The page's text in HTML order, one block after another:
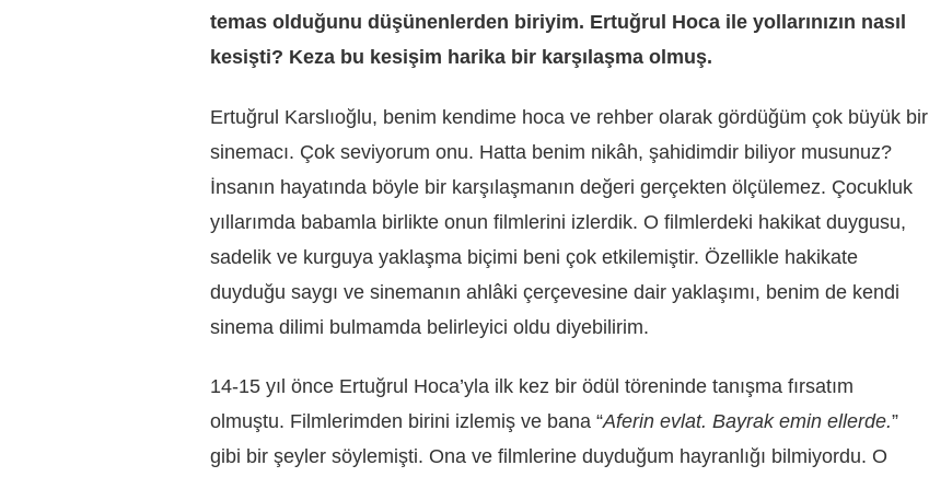
temas olduğunu düşünenlerden biriyim. Ertuğrul Hoca ile yollarınızın nasıl
kesişti? Keza bu kesişim harika bir karşılaşma olmuş.
Ertuğrul Karslıoğlu, benim kendime hoca ve rehber olarak gördüğüm çok büyük bir
sinemacı. Çok seviyorum onu. Hatta benim nikâh, şahidimdir biliyor musunuz?
İnsanın hayatında böyle bir karşılaşmanın değeri gerçekten ölçülemez. Çocukluk
yıllarımda babamla birlikte onun filmlerini izlerdik. O filmlerdeki hakikat duygusu,
sadelik ve kurguya yaklaşma biçimi beni çok etkilemiştir. Özellikle hakikate
duyduğu saygı ve sinemanın ahlâki çerçevesine dair yaklaşımı, benim de kendi
sinema dilimi bulmamda belirleyici oldu diyebilirim.
14-15 yıl önce Ertuğrul Hoca’yla ilk kez bir ödül töreninde tanışma fırsatım
olmuştu. Filmlerimden birini izlemiş ve bana “Aferin evlat. Bayrak emin ellerde.”
gibi bir şeyler söylemişti. Ona ve filmlerine duyduğum hayranlığı bilmiyordu. O